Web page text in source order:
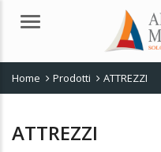
Menu
Home Prodotti ATTREZZI
ATTREZZI